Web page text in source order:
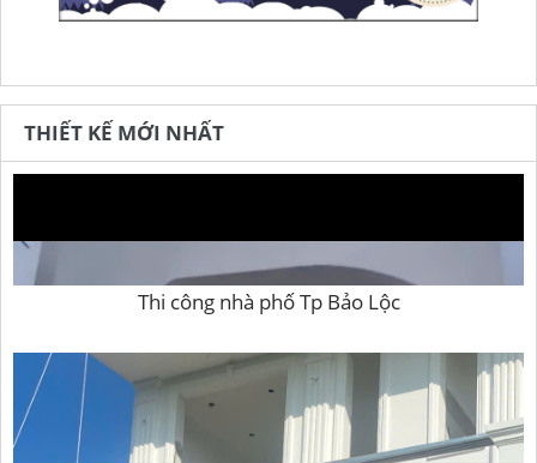
THIẾT KẾ MỚI NHẤT
Thi công nhà phố Tp Bảo Lộc